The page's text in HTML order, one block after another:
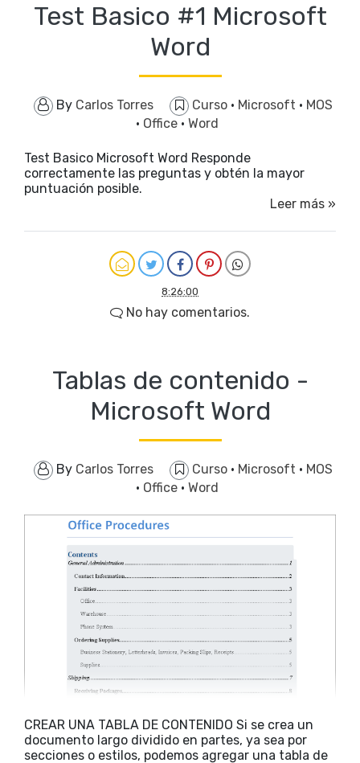
Test Basico #1 Microsoft
Word
By Carlos Torres Curso · Microsoft · MOS
· Office · Word
Test Basico Microsoft Word Responde
correctamente las preguntas y obtén la mayor
puntuación posible.
Leer más »
8:26:00
No hay comentarios.
Tablas de contenido -
Microsoft Word
By Carlos Torres Curso · Microsoft · MOS
· Office · Word
CREAR UNA TABLA DE CONTENIDO Si se crea un
documento largo dividido en partes, ya sea por
secciones o estilos, podemos agregar una tabla de